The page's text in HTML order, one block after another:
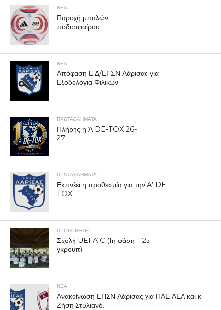
ΝΕΑ
Παροχή μπαλών
ποδοσφαίρου
ΝΕΑ
Απόφαση Ε.Δ/ΕΠΣΝ Λάρισας για
Εξοδολόγια Φιλικών
ΠΡΩΤΑΘΛΉΜΑΤΑ
Πλήρης η Ά DE-TOX 26-
27
ΠΡΩΤΑΘΛΉΜΑΤΑ
Εκπνέει η προθεσμία για την A’ DE-
TOX
ΠΡΟΠΟΝΗΤΈΣ
Σχολή UEFA C (1η φάση – 2ο
γκρουπ)
ΝΕΑ
Ανακοίνωση ΕΠΣΝ Λάρισας για ΠΑΕ ΑΕΛ και κ.
Ζήση Στυλιανό.